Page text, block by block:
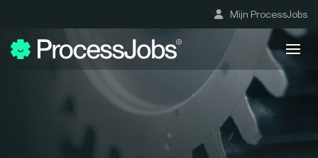
Mijn ProcessJobs